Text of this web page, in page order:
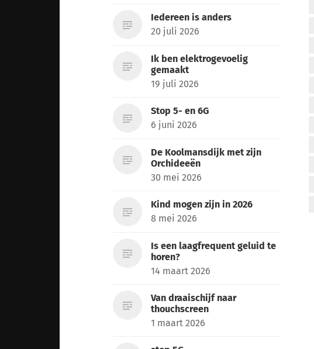
Iedereen is anders
20 juli 2026
Ik ben elektrogevoelig
gemaakt
19 juli 2026
Stop 5- en 6G
6 juni 2026
De Koolmansdijk met zijn
Orchideeën
30 mei 2026
Kind mogen zijn in 2026
8 mei 2026
Is een laagfrequent geluid te
horen?
14 maart 2026
Van draaischijf naar
thouchscreen
1 maart 2026